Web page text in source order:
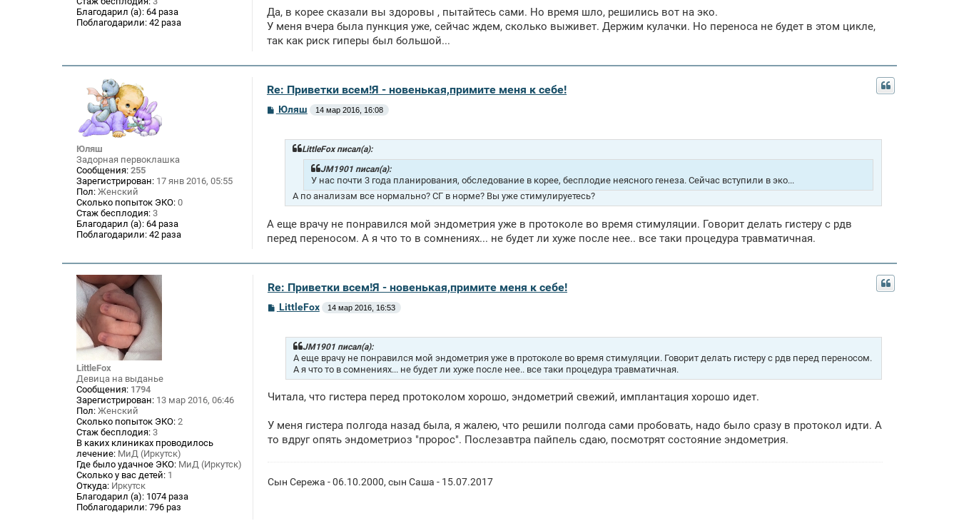
Благодарил (а): 64 раза
Поблагодарили: 42 раза
Да, в корее сказали вы здоровы , пытайтесь сами. Но время шло, решились вот на эко.
У меня вчера была пункция уже, сейчас ждем, сколько выживет. Держим кулачки. Но переноса не будет в этом цикле,
так как риск гиперы был большой...
Юляш
Задорная первоклашка
Сообщения: 255
Зарегистрирован: 17 янв 2016, 05:55
Пол: Женский
Сколько попыток ЭКО: 0
Стаж бесплодия: 3
Благодарил (а): 64 раза
Поблагодарили: 42 раза
Re: Приветки всем!Я - новенькая,примите меня к себе!
СЮляш 14 мар 2016, 16:08
LittleFox писал(а):
JM1901 писал(а):
У нас почти 3 года планирования, обследование в корее, бесплодие неясного генеза. Сейчас вступили в эко...
А по анализам все нормально? СГ в норме? Вы уже стимулируетесь?
А еще врачу не понравился мой эндометрия уже в протоколе во время стимуляции. Говорит делать гистеру с рдв
перед переносом. А я что то в сомнениях... не будет ли хуже после нее.. все таки процедура травматичная.
LittleFox
Девица на выданье
Сообщения: 1794
Зарегистрирован: 13 мар 2016, 06:46
Пол: Женский
Сколько попыток ЭКО: 2
Стаж бесплодия: 3
В каких клиниках проводилось
лечение: МиД (Иркутск)
Где было удачное ЭКО: МиД (Иркутск)
Сколько у вас детей: 1
Откуда: Иркутск
Благодарил (а): 1074 раза
Поблагодарили: 796 раз
Re: Приветки всем!Я - новенькая,примите меня к себе!
СLittleFox 14 мар 2016, 16:53
JM1901 писал(а):
А еще врачу не понравился мой эндометрия уже в протоколе во время стимуляции. Говорит делать гистеру с рдв перед переносом.
А я что то в сомнениях... не будет ли хуже после нее.. все таки процедура травматичная.
Читала, что гистера перед протоколом хорошо, эндометрий свежий, имплантация хорошо идет.
У меня гистера полгода назад была, я жалею, что решили полгода сами пробовать, надо было сразу в протокол идти. А
то вдруг опять эндометриоз "пророс". Послезавтра пайпель сдаю, посмотрят состояние эндометрия.
Сын Сережа - 06.10.2000, сын Саша - 15.07.2017